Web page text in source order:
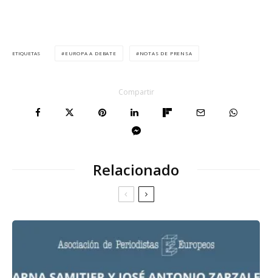
ETIQUETAS EUROPA A DEBATE NOTAS DE PRENSA
Compartir
Relacionado